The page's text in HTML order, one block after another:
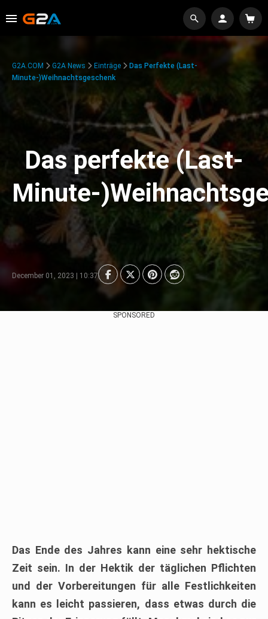
G2A.COM G2A News Einträge
Das Perfekte (Last-
Minute-)Weihnachtsgeschenk
Das perfekte (Last-
Minute-
December 01, 2023 | 10:37
SPONSORED
Das Ende des Jahres kann eine sehr hektische
Zeit sein. In der Hektik der täglichen Pflichten
und der Vorbereitungen für alle Festlichkeiten
kann es leicht passieren, dass etwas durch die